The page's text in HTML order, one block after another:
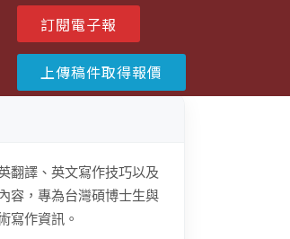
訂閱電子報
上傳稿件取得報價
翻譯、英文寫作技巧以及
容，專為台灣碩博士生與
寫作資訊。